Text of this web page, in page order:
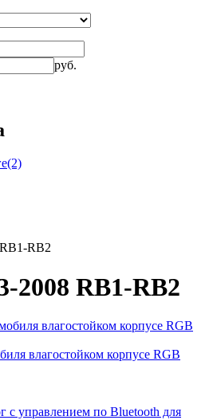
руб.
RB2
2008 RB1-RB2
влагостойком корпусе RGB